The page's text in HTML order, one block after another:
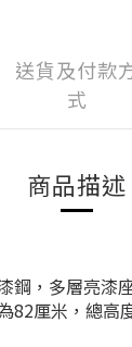
送貨及付款
式
商品描述
鋼，多層亮漆
82厘米，總高